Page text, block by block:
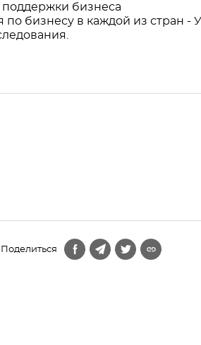
бизнеса
бизнесу в каждой из стран -
Поделиться